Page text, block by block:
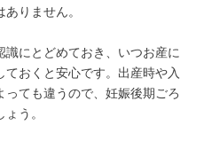
りません。
にとどめておき、いつお産に
おくと安心です。出産時や入
ても違うので、妊娠後期ごろ
う。